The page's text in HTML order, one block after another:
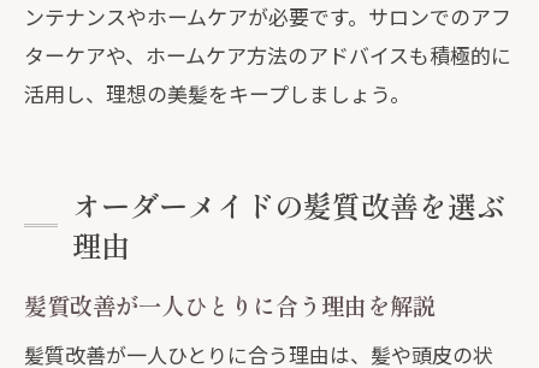
ンテナンスやホームケアが必要です。サロンでのアフ
ターケアや、ホームケア方法のアドバイスも積極的に
活用し、理想の美髪をキープしましょう。
オーダーメイドの髪質改善を選ぶ
理由
髪質改善が一人ひとりに合う理由を解説
髪質改善が一人ひとりに合う理由は、髪や頭皮の状